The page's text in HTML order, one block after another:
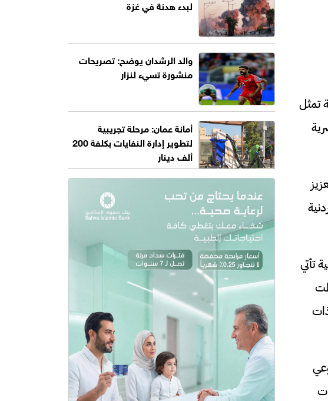
تمثل
تأتي
لبدء هدنة في غزة
والد الرشدان يوضح: تصريحات
منشورة تسيء لنزار
أمانة عمان: مرحلة تجريبية
لتطوير إدارة النفايات بكلفة 200
ألف دينار